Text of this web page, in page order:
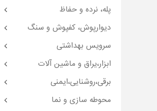
پله، نرده و حفاظ
دیوارپوش، کفپوش و سنگ
سرویس بهداشتی
ابزار،یراق و ماشین آلات
برقی،روشنایی،ایمنی
محوطه سازی و نما